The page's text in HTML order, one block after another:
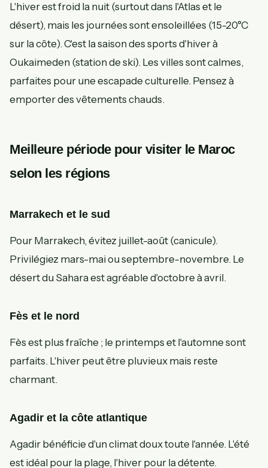
L'hiver est froid la nuit (surtout dans l'Atlas et le
désert), mais les journées sont ensoleillées (15-20°C
sur la côte). C'est la saison des sports d'hiver à
Oukaimeden (station de ski). Les villes sont calmes,
parfaites pour une escapade culturelle. Pensez à
emporter des vêtements chauds.
Meilleure période pour visiter le Maroc
selon les régions
Marrakech et le sud
Pour Marrakech, évitez juillet-août (canicule).
Privilégiez mars-mai ou septembre-novembre. Le
désert du Sahara est agréable d'octobre à avril.
Fès et le nord
Fès est plus fraîche ; le printemps et l'automne sont
parfaits. L'hiver peut être pluvieux mais reste
charmant.
Agadir et la côte atlantique
Agadir bénéficie d'un climat doux toute l'année. L'été
est idéal pour la plage, l'hiver pour la détente.